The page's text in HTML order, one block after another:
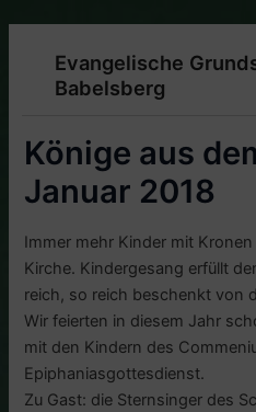
springenEvangelische
Babelsberg
Könige aus
Januar 2018
Immer mehr Kinder mit
Kirche. Kindergesang erfüllt
reich, so reich beschenkt von
Wir feierten in diesem Jahr
mit den Kindern des
Epiphaniasgottesdienst.
Zu Gast: die Sternsinger des